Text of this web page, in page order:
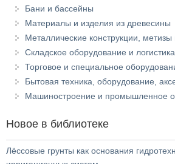
Бани и бассейны
Материалы и изделия из древесины
Металлические конструкции,
Складское оборудование и логистика
Торговое и специальное
Бытовая техника, оборудование,
Машиностроение и промышленное
Новое в библиотеке
Лёссовые грунты как основания